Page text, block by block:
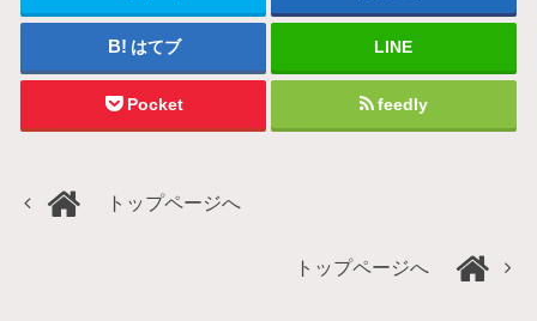
はてブ LINE
Pocket feedly
トップページへ
トップページへ